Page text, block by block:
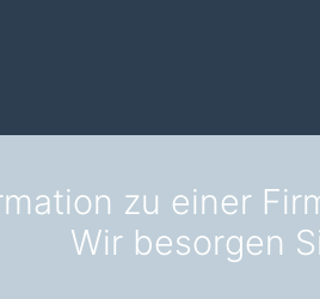
zu einer
Wir besorgen